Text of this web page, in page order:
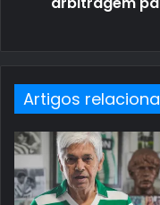
Artigos